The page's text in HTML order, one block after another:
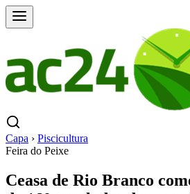
Capa › Piscicultura
Feira do Peixe
Ceasa de Rio Branco